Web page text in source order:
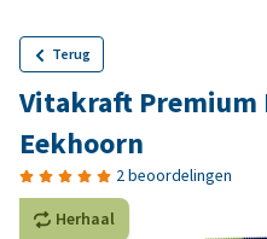
Terug
Vitakraft Premium
Eekhoorn
2 beoordelingen
Herhaal